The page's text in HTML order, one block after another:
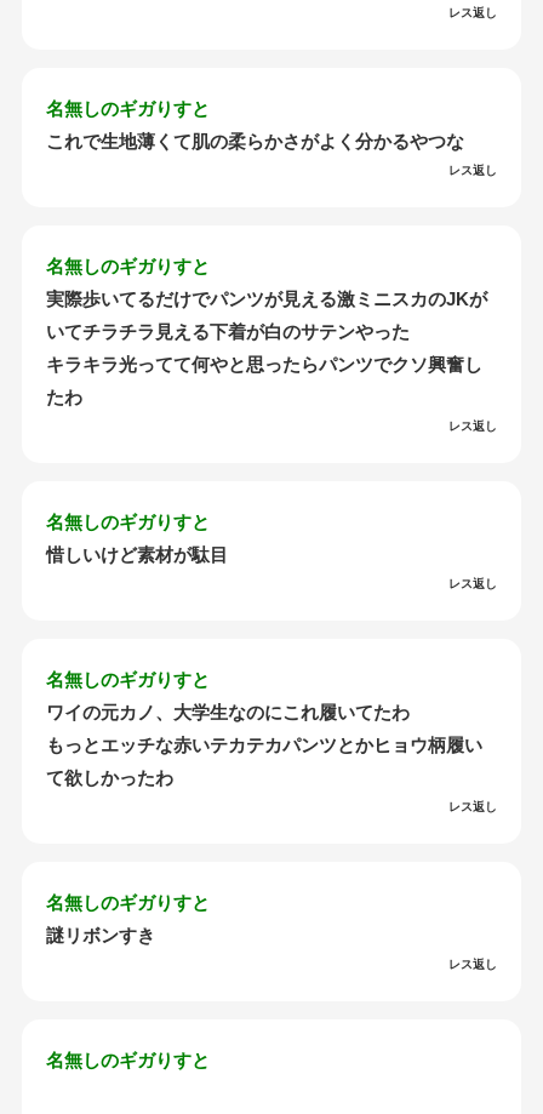
レス返し
名無しのギガりすと
これで生地薄くて肌の柔らかさがよく分かるやつな
レス返し
名無しのギガりすと
実際歩いてるだけでパンツが見える激ミニスカのJKが
いてチラチラ見える下着が白のサテンやった
キラキラ光ってて何やと思ったらパンツでクソ興奮し
たわ
レス返し
名無しのギガりすと
惜しいけど素材が駄目
レス返し
名無しのギガりすと
ワイの元カノ、大学生なのにこれ履いてたわ
もっとエッチな赤いテカテカパンツとかヒョウ柄履い
て欲しかったわ
レス返し
名無しのギガりすと
謎リボンすき
レス返し
名無しのギガりすと